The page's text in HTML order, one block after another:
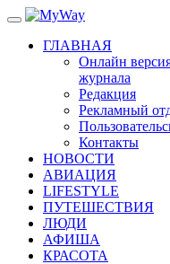
ГЛАВНАЯ
Онлайн
журнала
Редакция
Рекламный
Контакты
НОВОСТИ
АВИАЦИЯ
LIFESTYLE
ПУТЕШЕСТВИЯ
ЛЮДИ
АФИША
КРАСОТА